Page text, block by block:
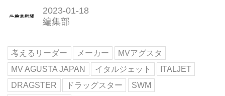
2023-01-18
編集部
考えるリーダー メーカー
MVアグスタ
MV AGUSTA JAPAN
イタルジェット
ITALJET
DRAGSTER
ドラッグスター
SWM